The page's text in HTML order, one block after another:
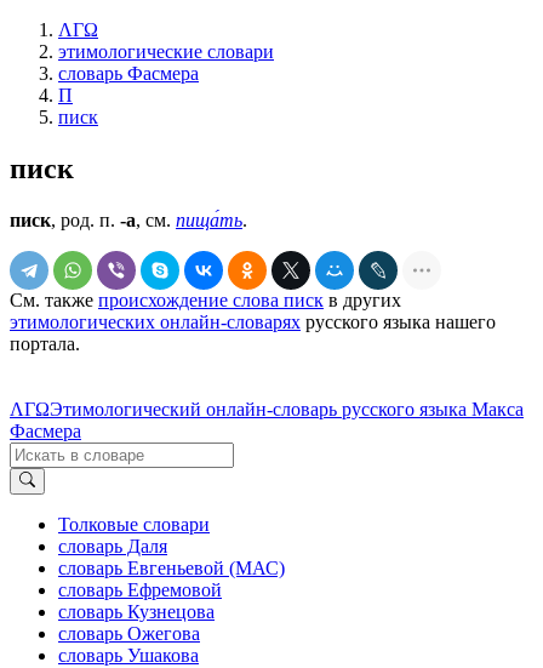
ΛΓΩ
этимологические словари
словарь Фасмера
П
писк
писк
писк, род. п. -а, см. пища́ть.
См. также происхождение слова писк в других
этимологических онлайн-словарях русского языка нашего
портала.
ΛΓΩЭтимологический онлайн-словарь русского языка Макса
Фасмера
Толковые словари
словарь Даля
словарь Евгеньевой (МАС)
словарь Ефремовой
словарь Кузнецова
словарь Ожегова
словарь Ушакова